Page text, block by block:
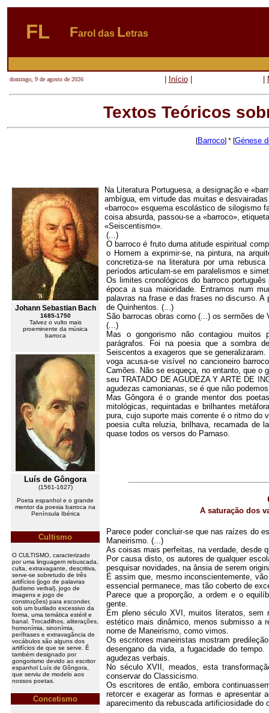
FL Farol das Letras
domingo, 9 de agosto de 2026 Início|
Textos Teóricos
[Barroco] * [Génese
Johann Sebastian Bach
1685-1750
Talvez o vulto mais
proeminente da música
barroca
Luís de Gôngora
(1561-1627)
Poeta espanhol e o grande
mentor da poesia barroca na
Península Ibérica
Cultismo
O CULTISMO, caracterizado
por uma linguagem rebuscada,
culta, extravagante, descritiva,
serve-se sobretudo de três
artifícios (jogo de palavras
(ludismo verbal), jogo de
imagens e jogo de
construções) para esconder,
sob um burilado excessivo da
forma, uma temática estéril e
banal. Trocadilhos, aliterações,
homonímia, sinonímia,
perífrases e extravagância de
vocábulos são alguns dos
artifícios de que se serve. É
também designado por
gongorismo devido ao escritor
espanhol Luís de Gôngora,
que serviu de modelo aos
nossos poetas.
Concetismo
Na Literatura Portuguesa, a designação e
ambígua, em virtude das muitas e
«barroco» esquema escolástico de silogismo
coisa absurda, passou-se a «barroco»,
«Seiscentismo».
(...)
O barroco é fruto duma atitude espiritual
o Homem a exprimir-se, na pintura, na
concretiza-se na literatura por uma
períodos articulam-se em paralelismos e
Os limites cronológicos do barroco
época a sua maioridade. Entramos num
palavras na frase e das frases no discurso.
de Quinhentos. (...)
São barrocas obras como (...) os sermões
(...)
Mas o gongorismo não contagiou muitos
parágrafos. Foi na poesia que a sombra
Seiscentos a exageros que se
voga acusa-se visível no cancioneiro
Camões. Não se esqueça, no entanto, que o
seu TRATADO DE AGUDEZA Y ARTE DE
agudezas camonianas, se é que não
Mas Gôngora é o grande mentor dos
mitológicas, requintadas e brilhantes
pura, cujo suporte mais corrente é o ritmo do
poesia culta reluzia, brilhava, recamada de
quase todos os versos do Parnaso.
A saturação dos
Parece poder concluir-se que nas raízes do
Maneirismo. (...)
As coisas mais perfeitas, na verdade, desde
Por causa disto, os autores de qualquer
pesquisar novidades, na ânsia de serem
É assim que, mesmo inconscientemente,
essencial permanece, mas tão coberto de
Parece que a proporção, a ordem e o
gente.
Em pleno século XVI, muitos literatos, sem
estético mais dinâmico, menos submisso a
nome de Maneirismo, como vimos.
Os escritores maneiristas mostram
desengano da vida, a fugacidade do
agudezas verbais.
No século XVII, meados, esta
conservar do Classicismo.
Os escritores de então, embora
retorcer e exagerar as formas e apresentar
aparecimento da rebuscada artificiosidade